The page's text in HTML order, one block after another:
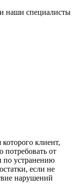
наши специалисты
клиент,
потребовать от
по устранению
если не
нарушений